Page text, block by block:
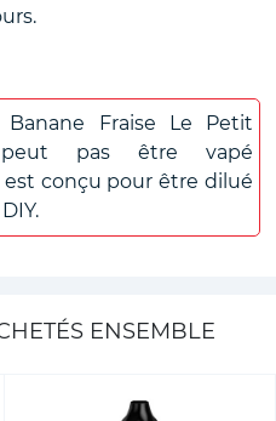
Banane Fraise Le Petit
pas être vapé
conçu pour être dilué
ENSEMBLE